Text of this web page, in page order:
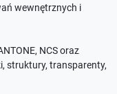
wewnętrznych i
NCS oraz
struktury, transparenty,